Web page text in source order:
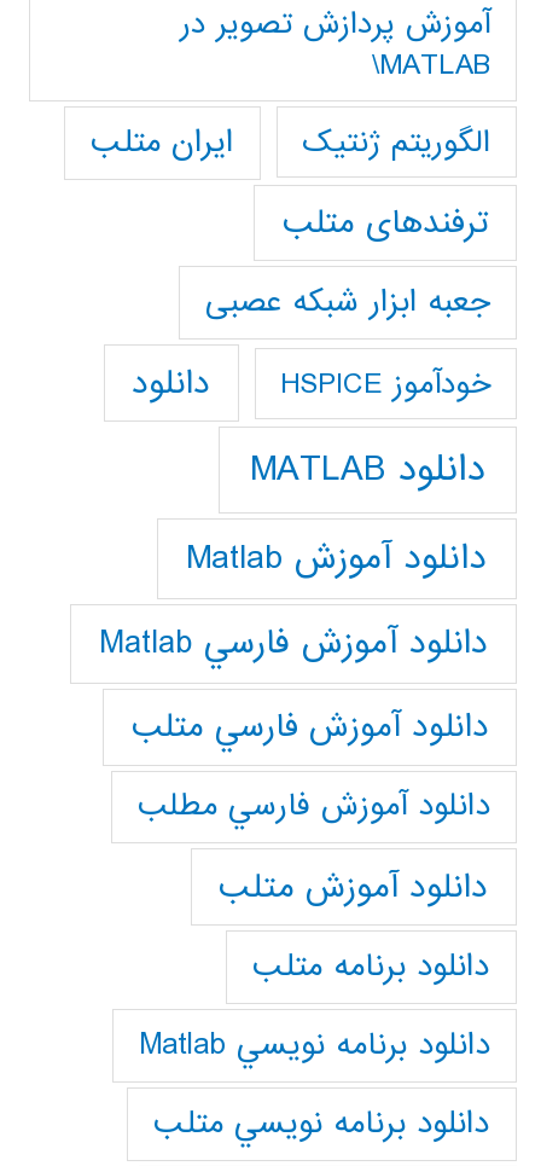
آموزش پردازش تصوير در
MATLAB\
الگوریتم ژنتیک
ایران متلب
ترفندهای متلب
جعبه ابزار شبکه عصبی
خودآموز HSPICE دانلود
دانلود MATLAB
دانلود آموزش Matlab
دانلود آموزش فارسي Matlab
دانلود آموزش فارسي متلب
دانلود آموزش فارسي مطلب
دانلود آموزش متلب
دانلود برنامه متلب
دانلود برنامه نويسي Matlab
دانلود برنامه نويسي متلب